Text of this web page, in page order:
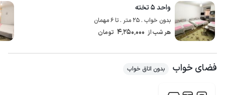
واحد ۵ تخته
بدون خواب . 25 متر . تا 6 مهمان
هر شب از 4٬250٬000 تومان
فضای خواب بدون اتاق خواب